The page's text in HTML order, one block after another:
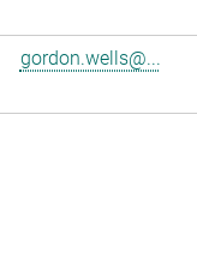
gordon.wells@...